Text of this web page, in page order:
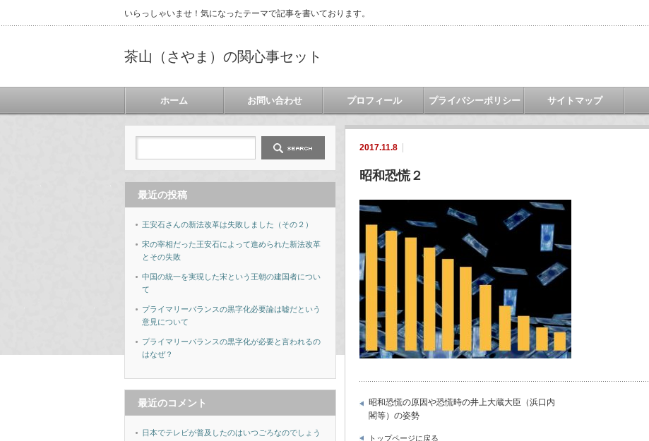
いらっしゃいませ！気になったテーマで記事を書いております。
茶山（さやま）の関心事セット
ホーム お問い合わせ プロフィール プライバシーポリシー サイトマップ
2017.11.8
昭和恐慌２
昭和恐慌の原因や恐慌時の井上大蔵大臣（浜口内
閣等）の姿勢
トップページに戻る
最近の投稿
王安石さんの新法改革は失敗しました（その２）
宋の宰相だった王安石によって進められた新法改革
とその失敗
中国の統一を実現した宋という王朝の建国者につい
て
プライマリーバランスの黒字化必要論は嘘だという
意見について
プライマリーバランスの黒字化が必要と言われるの
はなぜ？
最近のコメント
日本でテレビが普及したのはいつごろなのでしょう